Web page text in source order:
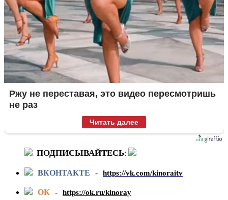
Ржу не переставая, это видео пересмотришь
не раз
Читать далее
ПОДПИСЫВАЙТЕСЬ:
ВКОНТАКТЕ - https://vk.com/kinoraitv
ОК - https://ok.ru/kinoray